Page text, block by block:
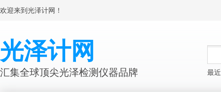
欢迎来到光泽计网！
光泽计网
汇集全球顶尖光泽检测仪器品牌 最